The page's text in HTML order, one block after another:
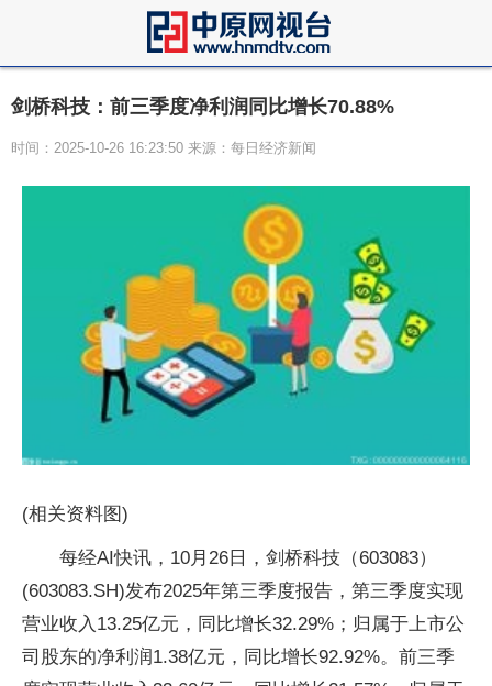
剑桥科技：前三季度净利润同比增长70.88%
时间：2025-10-26 16:23:50 来源：每日经济新闻
(相关资料图)
每经AI快讯，10月26日，剑桥科技（603083）
(603083.SH)发布2025年第三季度报告，第三季度实现
营业收入13.25亿元，同比增长32.29%；归属于上市公
司股东的净利润1.38亿元，同比增长92.92%。前三季